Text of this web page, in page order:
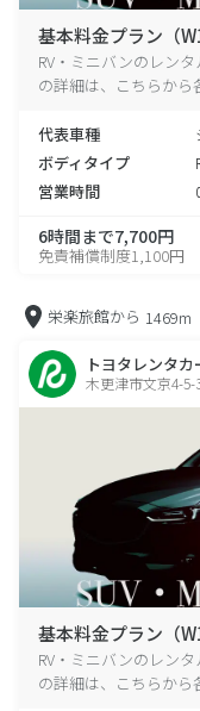
基本料金プラン（
RV・ミニバンのレン
の詳細は、こちらから
代表車種
ボディタイプ
営業時間
6時間まで7,700円
免責補償制度1,100円
栄楽旅館から 1469m
トヨタレンタカ
木更津市文京4-5-
基本料金プラン（
RV・ミニバンのレン
の詳細は、こちらから